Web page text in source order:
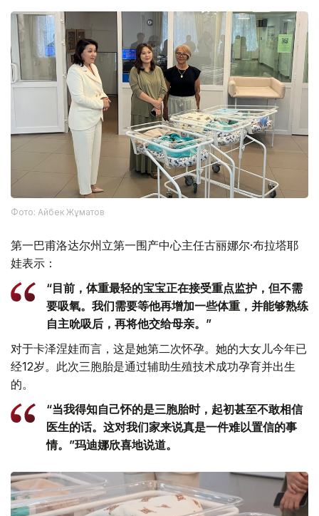
Фото: Айбек Жұматов
第一巴甫洛达尔州立第一围产中心主任古丽娜尔·布拉塔耶
娃表示：
“目前，体重最轻的宝宝正在接受重点监护，但不需
要吸氧。我们需要等他再增加一些体重，并能够熟练
自主吮吸后，再将他交给母亲。”
对于卡泽涅娃而言，这是她第二次怀孕。她的大女儿今年已
经12岁。此次三胞胎是通过辅助生殖技术成功孕育并出生
的。
“当我得知自己怀的是三胞胎时，起初甚至不敢相信
医生的话。这对我们家来说真是一件难以置信的事
情。”玛迪娜欣喜地说道。